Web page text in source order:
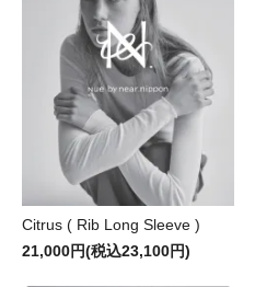
Citrus ( Rib Long Sleeve )
21,000円(税込23,100円)